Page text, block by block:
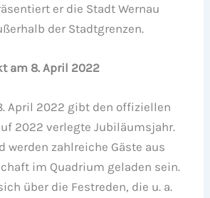
er die Stadt Wernau
der Stadtgrenzen.
am 8. April 2022
April 2022 gibt den offiziellen
2022 verlegte Jubiläumsjahr.
werden zahlreiche Gäste aus
im Quadrium geladen sein.
über die Festreden, die u. a.